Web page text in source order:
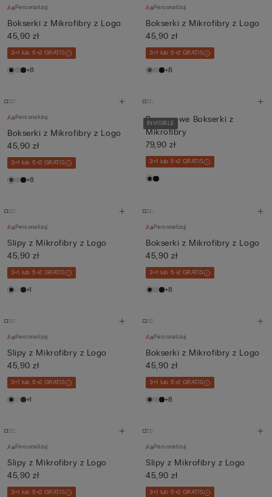
Personalizuj
Bokserki z Mikrofibry z Logo
45,90 zł
3+1 lub 5+2 GRATIS
+8
Personalizuj
Bokserki z Mikrofibry z Logo
45,90 zł
3+1 lub 5+2 GRATIS
+8
Personalizuj
Bokserki z Mikrofibry z Logo
45,90 zł
3+1 lub 5+2 GRATIS
+8
INVISIBLE
Bezszwowe Bokserki z
Mikrofibry
79,90 zł
3+1 lub 5+2 GRATIS
Personalizuj
Slipy z Mikrofibry z Logo
45,90 zł
3+1 lub 5+2 GRATIS
+1
Personalizuj
Bokserki z Mikrofibry z Logo
45,90 zł
3+1 lub 5+2 GRATIS
+8
Personalizuj
Slipy z Mikrofibry z Logo
45,90 zł
3+1 lub 5+2 GRATIS
+1
Personalizuj
Bokserki z Mikrofibry z Logo
45,90 zł
3+1 lub 5+2 GRATIS
+8
Personalizuj
Slipy z Mikrofibry z Logo
45,90 zł
3+1 lub 5+2 GRATIS
Personalizuj
Slipy z Mikrofibry z Logo
45,90 zł
3+1 lub 5+2 GRATIS